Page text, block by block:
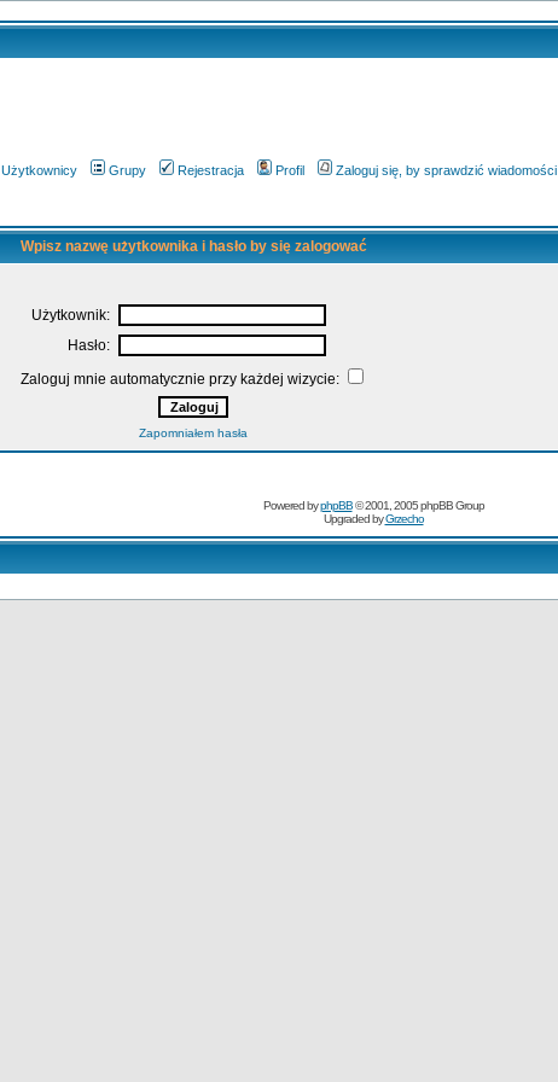
Użytkownicy Grupy Rejestracja Profil Zaloguj się, by sprawdzić wiadomości
Wpisz nazwę użytkownika i hasło by się zalogować
Użytkownik:
Hasło:
Zaloguj mnie automatycznie przy każdej wizycie:
Zapomniałem hasła
Powered byphpBB© 2001, 2005 phpBB Group
Upgraded byGrzecho